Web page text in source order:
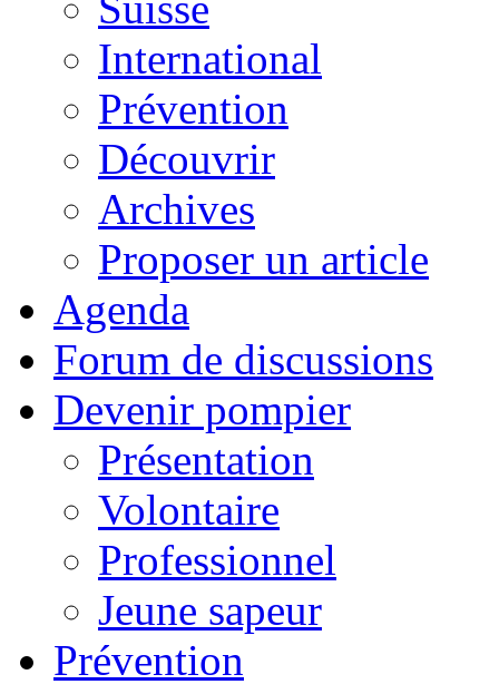
International
Prévention
Découvrir
Archives
Proposer un article
Agenda
Forum de discussions
Devenir pompier
Présentation
Volontaire
Professionnel
Jeune sapeur
Prévention